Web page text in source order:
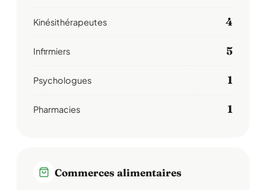
Kinésithérapeutes 4
Infirmiers 5
Psychologues 1
Pharmacies 1
Commerces alimentaires